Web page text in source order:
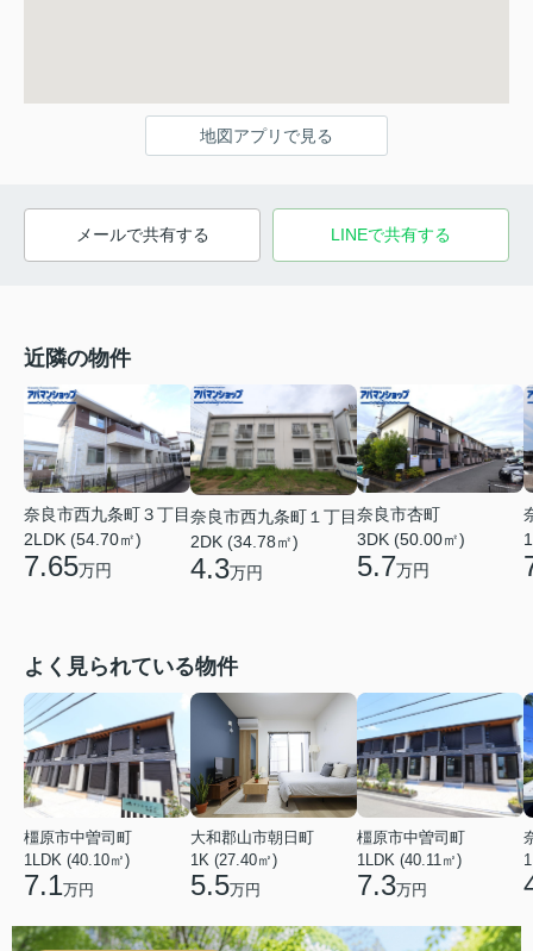
地図アプリで見る
メールで共有する LINEで共有する
近隣の物件
奈良市西九条町３丁目
2LDK (54.70㎡)
7.65万円
奈良市西九条町１丁目
2DK (34.78㎡)
4.3万円
奈良市杏町
3DK (50.00㎡)
5.7万円
よく見られている物件
橿原市中曽司町
1LDK (40.10㎡)
7.1万円
大和郡山市朝日町
1K (27.40㎡)
5.5万円
橿原市中曽司町
1LDK (40.11㎡)
7.3万円